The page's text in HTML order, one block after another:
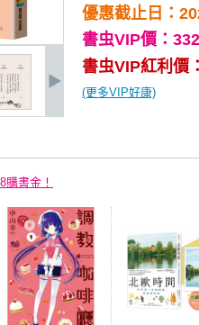
優惠截止日：
書虫VIP價：
書虫VIP紅利價
(更多VIP好康)
購書金！